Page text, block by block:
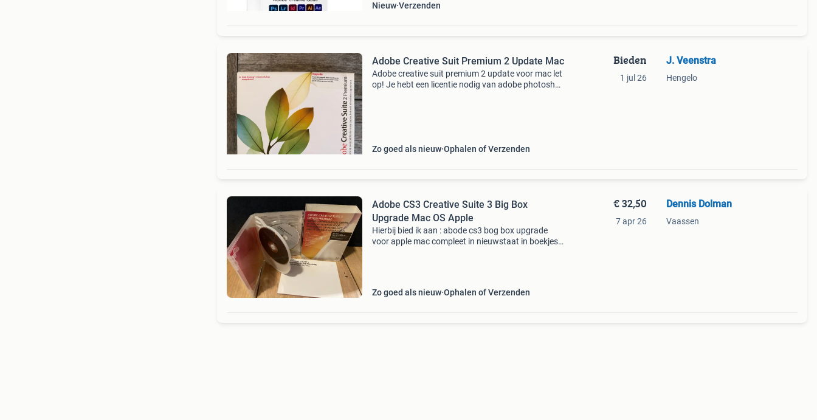
Nieuw Verzenden
Adobe Creative Suit Premium 2 Update Mac
Adobe creative suit premium 2 update voor mac let
op! Je hebt een licentie nodig van adobe photoshop
Zo goed als nieuw Ophalen of Verzenden
Bieden
1 jul 26
J. Veenstra
Hengelo
Adobe CS3 Creative Suite 3 Big Box
Upgrade Mac OS Apple
Hierbij bied ik aan : abode cs3 bog box upgrade
voor apple mac compleet in nieuwstaat in boekjes
Zo goed als nieuw Ophalen of Verzenden
€ 32,50
7 apr 26
Dennis Dolman
Vaassen